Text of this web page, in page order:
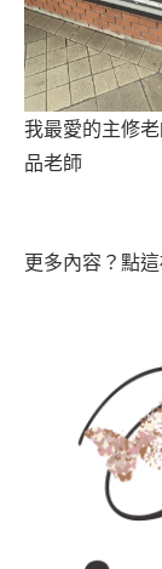
我最愛的主修
品老師
更多內容？點